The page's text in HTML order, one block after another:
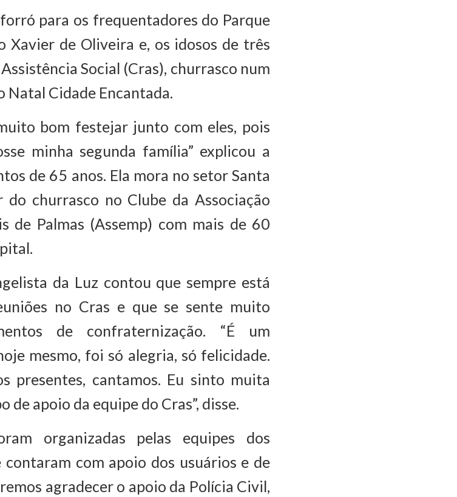
para os frequentadores do Parque
Xavier de Oliveira e, os idosos de três
Social (Cras), churrasco num
Natal Cidade Encantada.
bom festejar junto com eles, pois
minha segunda família” explicou a
de 65 anos. Ela mora no setor Santa
churrasco no Clube da Associação
de Palmas (Assemp) com mais de 60
da Luz contou que sempre está
no Cras e que se sente muito
de confraternização. “É um
mesmo, foi só alegria, só felicidade.
presentes, cantamos. Eu sinto muita
apoio da equipe do Cras”, disse.
organizadas pelas equipes dos
contaram com apoio dos usuários e de
agradecer o apoio da Polícia Civil,